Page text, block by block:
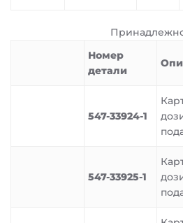
Номер
детали
547-33924-1
547-33925-1